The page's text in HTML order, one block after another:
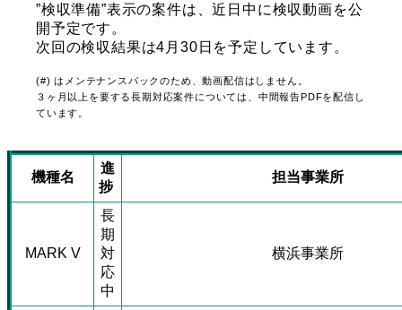
”検収準備”表示の案件は、近日中に検収動画を公
開予定です。
次回の検収結果は4月30日を予定しています。
(#) はメンテナンスパックのため、動画配信はしません。
３ヶ月以上を要する長期対応案件については、中間報告PDFを配信し
ています。
機種名
進
捗
担当事業所
MARK V
長
期
対
応
中
横浜事業所